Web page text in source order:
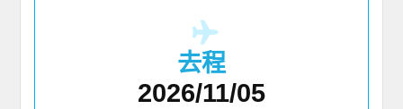
去程
2026/11/05